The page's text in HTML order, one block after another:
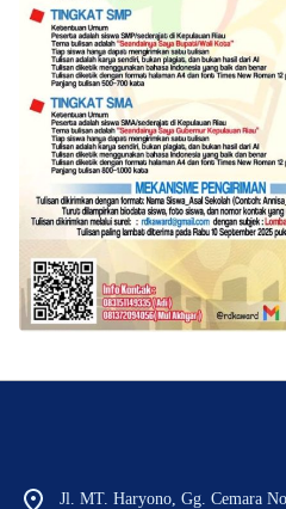
Jl. MT. Haryono, Gg. Cemara